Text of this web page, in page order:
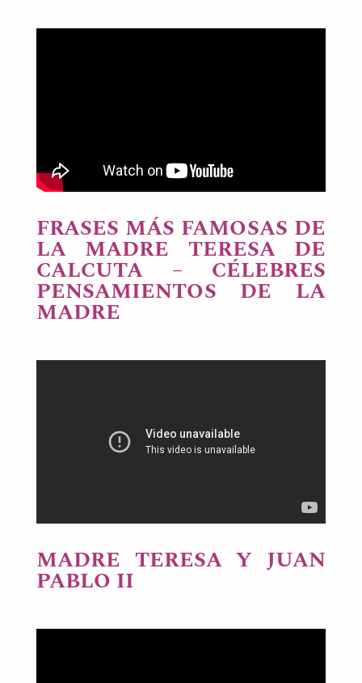
FRASES MÁS FAMOSAS DE
LA MADRE TERESA DE
CALCUTA – CÉLEBRES
PENSAMIENTOS DE LA
MADRE
MADRE TERESA Y JUAN
PABLO II